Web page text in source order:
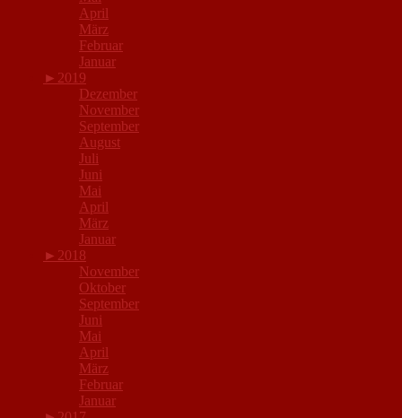
April
März
Februar
Januar
► 2019
Dezember
November
September
August
Juli
Juni
Mai
April
März
Januar
► 2018
November
Oktober
September
Juni
Mai
April
März
Februar
Januar